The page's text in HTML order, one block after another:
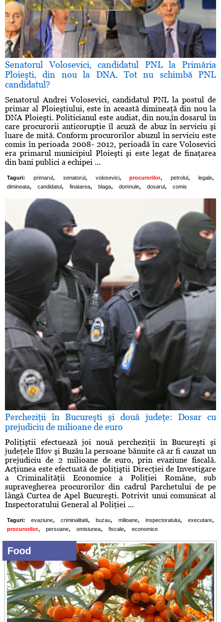
Senatorul Volosevici, candidatul PNL la Primăria
Ploieşti, din nou la DNA. Tot nu schimbă PNL
candidatul?
Senatorul Andrei Volosevici, candidatul PNL la postul de
primar al Ploieştiului, este în această dimineaţă din nou la
DNA Ploieşti. Politicianul este audiat, din nou,în dosarul în
care procurorii anticorupţie îl acuză de abuz în serviciu şi
luare de mită. Conform procurorilor abuzul în serviciu este
comis în perioada 2008- 2012, perioadă în care Volosevici
era primarul municipiul Ploieşti şi este legat de finaţarea
din bani publici a echipei ...
Taguri: primarul, senatorul, volosevici, procurorilor, petrolul , legale,
dimineata, candidatul , finatarea, blaga, domnule, dosarul , comis
Percheziţii în Bucureşti şi două judeţe: Dosar cu
prejudiciu de milioane de euro
Poliţiştii efectuează joi nouă percheziţii în Bucureşti şi
judeţele Ilfov şi Buzău la persoane bănuite că ar fi cauzat un
prejudiciu de 2 milioane de euro, prin evaziune fiscală.
Acţiunea este efectuată de poliţiştii Direcţiei de Investigare
a Criminalităţii Economice a Poliţiei Române, sub
supravegherea procurorilor din cadrul Parchetului de pe
lângă Curtea de Apel Bucureşti. Potrivit unui comunicat al
Inspectoratului General al Poliţiei ...
Taguri: evaziune, criminalitatii, buzau, milioane, inspectoratului, executare,
procurorilor, persoane, omisiunea, fiscale, economice
Food